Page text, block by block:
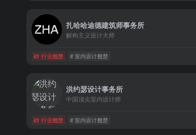
扎哈哈迪德建筑师事务所
解构主义设计大师
行业翘楚 # 室内设计翘楚
洪约瑟设计事务所
中国顶尖室内设计师
行业翘楚 # 室内设计翘楚